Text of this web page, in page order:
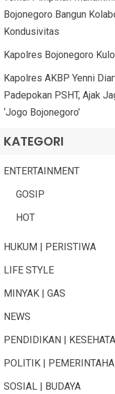
Bojonegoro Bangun
Kondusivitas
Kapolres Bojonegoro
Kapolres AKBP Yenni
Padepokan PSHT, Ajak
‘Jogo Bojonegoro’
KATEGORI
ENTERTAINMENT
GOSIP
HOT
HUKUM | PERISTIWA
LIFE STYLE
MINYAK | GAS
NEWS
PENDIDIKAN |
POLITIK |
SOSIAL | BUDAYA